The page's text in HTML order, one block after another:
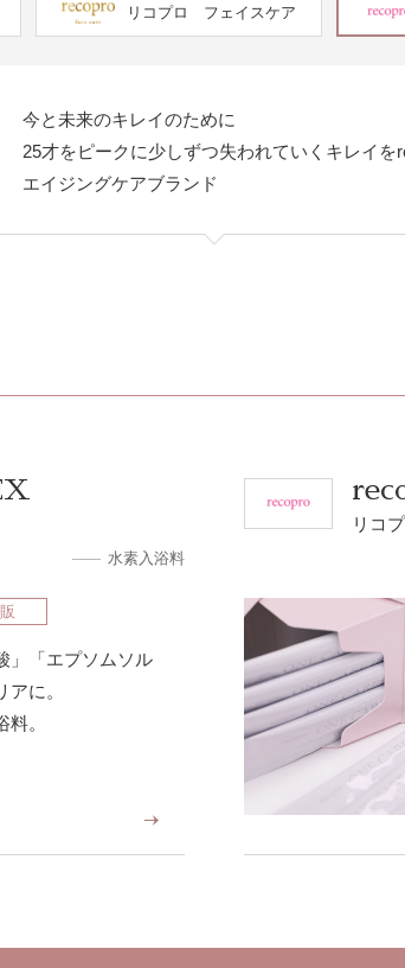
リコプロ フェイスケア
今と未来のキレイのために
25才をピークに少しずつ失われていくキレイ
エイジングケアブランド
水素入浴料
」「エプソムソル
アに。
。
リコ